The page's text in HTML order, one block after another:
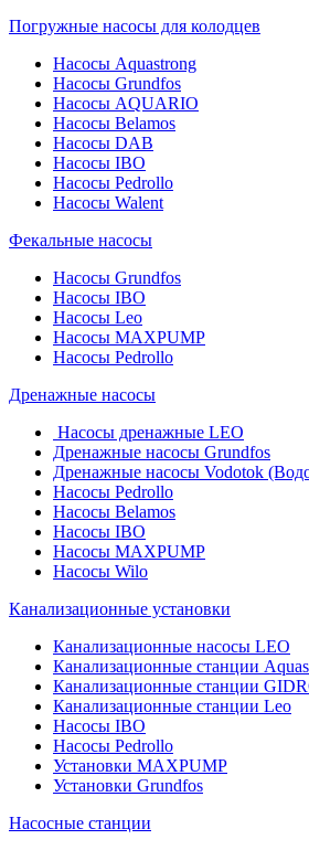
Погружные насосы для колодцев
Насосы Aquastrong
Насосы Grundfos
Насосы AQUARIO
Насосы Belamos
Насосы DAB
Насосы IBO
Насосы Pedrollo
Насосы Walent
Фекальные насосы
Насосы Grundfos
Насосы IBO
Насосы Leo
Насосы MAXPUMP
Насосы Pedrollo
Дренажные насосы
Насосы дренажные LEO
Дренажные насосы Grundfos
Дренажные насосы Vodotok
Насосы Pedrollo
Насосы Belamos
Насосы IBO
Насосы MAXPUMP
Насосы Wilo
Канализационные установки
Канализационные насосы LEO
Канализационные станции
Канализационные станции
Канализационные станции Leo
Насосы IBO
Насосы Pedrollo
Установки MAXPUMP
Установки Grundfos
Насосные станции